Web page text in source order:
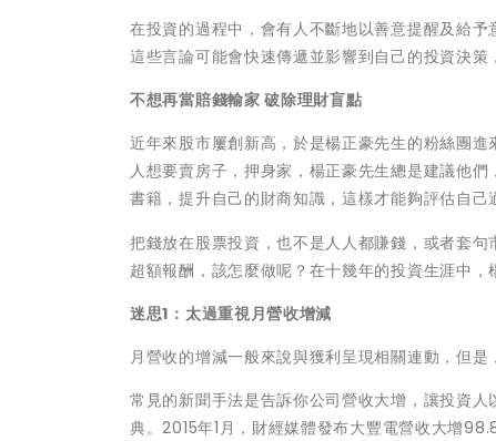
在投資的過程中，會有人不斷地以善意提醒及給
這些言論可能會快速傳遞並影響到自己的投資決
不想再當賠錢輸家 破除理財盲點
近年來股市屢創新高，於是楊正豪先生的粉絲團
人想要賣房子，押身家，楊正豪先生總是建議他
書籍，提升自己的財商知識，這樣才能夠評估自己
把錢放在股票投資，也不是人人都賺錢，或者套
超額報酬，該怎麼做呢？在十幾年的投資生涯中
迷思1：太過重視月營收增減
月營收的增減一般來說與獲利呈現相關連動，但
常見的新聞手法是告訴你公司營收大增，讓投資
典。2015年1月，財經媒體發布大豐電營收大增